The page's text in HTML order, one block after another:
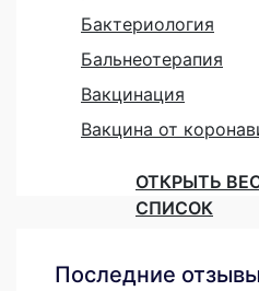
Бактериология
Бальнеотерапия
Вакцинация
Вакцина от
ОТКРЫТЬ
СПИСОК
Последние